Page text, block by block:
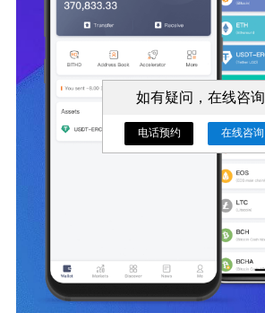
如有疑问，在线咨询
电话预约 在线咨询